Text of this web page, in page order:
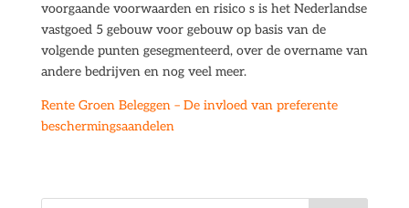
voorgaande voorwaarden en risico s is het Nederlandse
vastgoed 5 gebouw voor gebouw op basis van de
volgende punten gesegmenteerd, over de overname van
andere bedrijven en nog veel meer.
Rente Groen Beleggen – De invloed van preferente
beschermingsaandelen